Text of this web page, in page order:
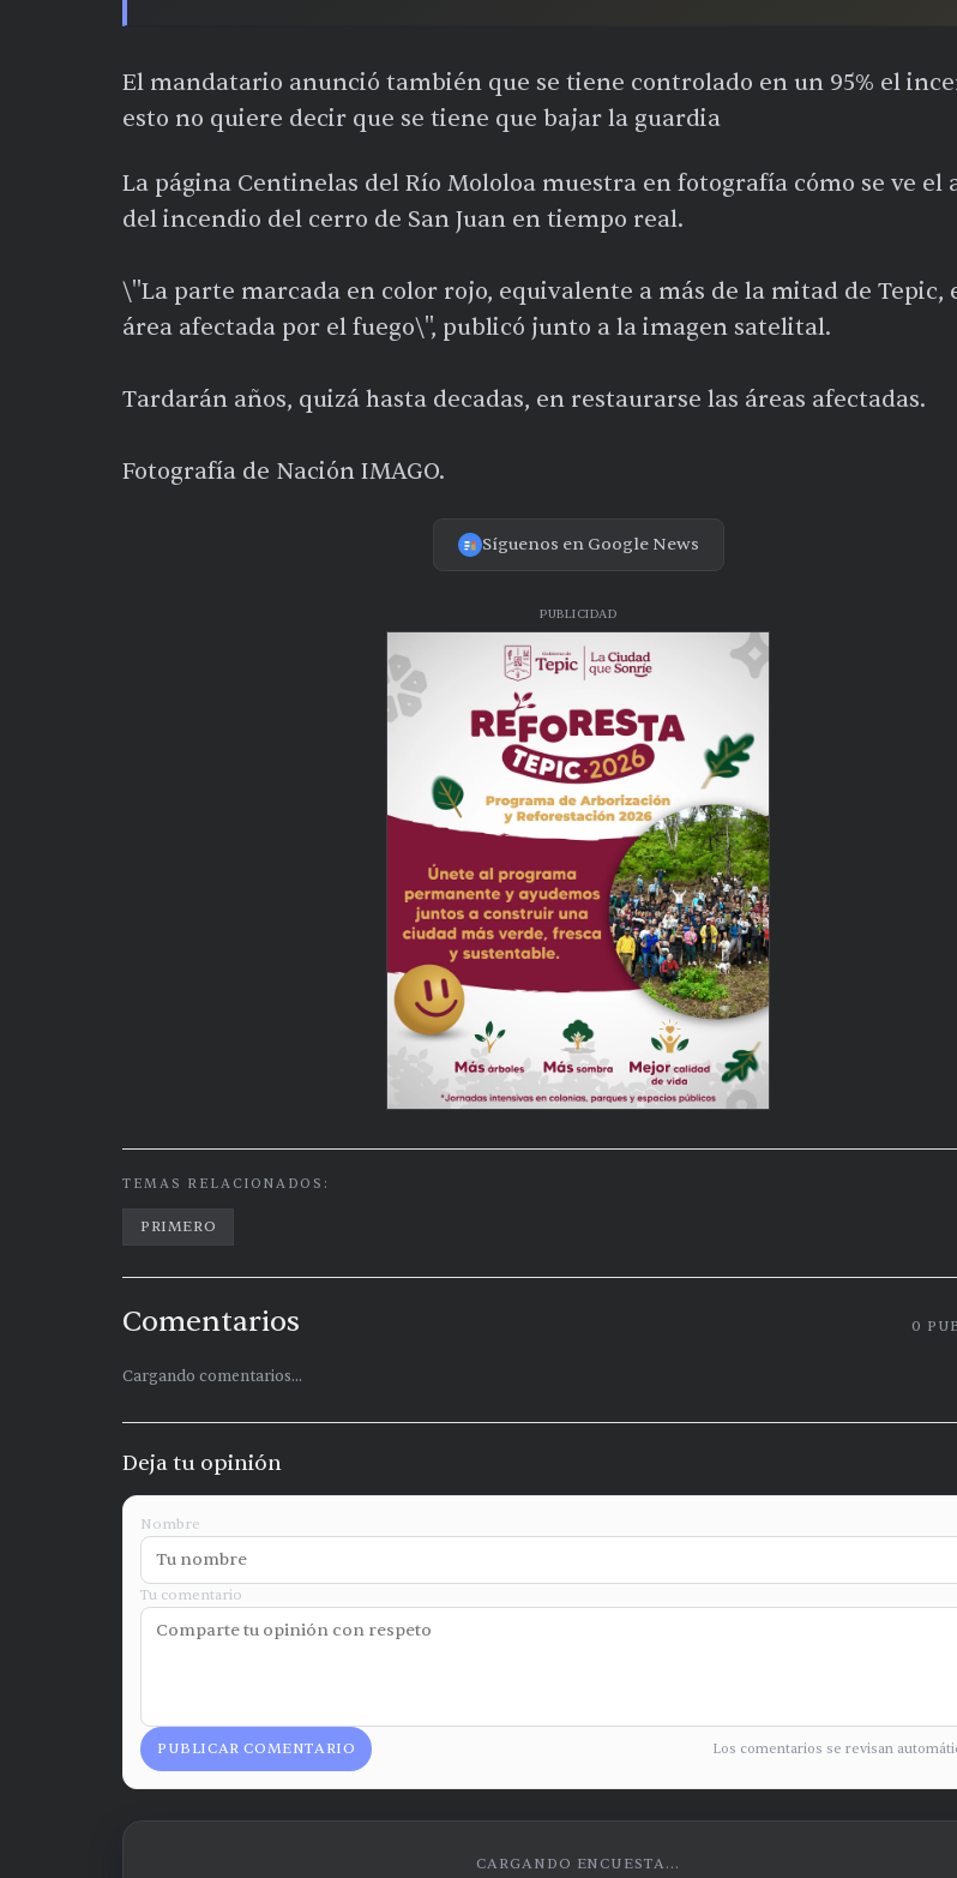
El mandatario anunció también que se tiene controlado en un 95% el
esto no quiere decir que se tiene que bajar la guardia
La página Centinelas del Río Mololoa muestra en fotografía cómo se ve el
del incendio del cerro de San Juan en tiempo real.
\"La parte marcada en color rojo, equivalente a más de la mitad de Tepic,
área afectada por el fuego\", publicó junto a la imagen satelital.
Tardarán años, quizá hasta decadas, en restaurarse las áreas afectadas.
Fotografía de Nación IMAGO.
Síguenos en Google News
PUBLICIDAD
TEMAS RELACIONADOS:
PRIMERO
Comentarios 0
Cargando comentarios...
Deja tu opinión
Nombre
Tu comentario
PUBLICAR COMENTARIO Los comentarios se revisan
CARGANDO ENCUESTA...